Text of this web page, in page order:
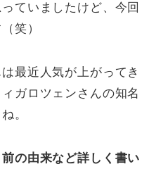
ていましたけど、今回
笑）
最近人気が上がってき
ガロツェンさんの知名
。
の由来など詳しく書い